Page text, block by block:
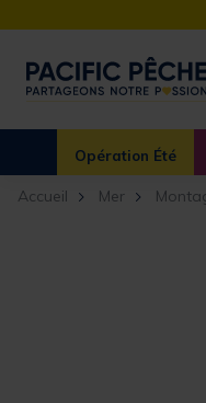
Opération Été
Accueil Mer